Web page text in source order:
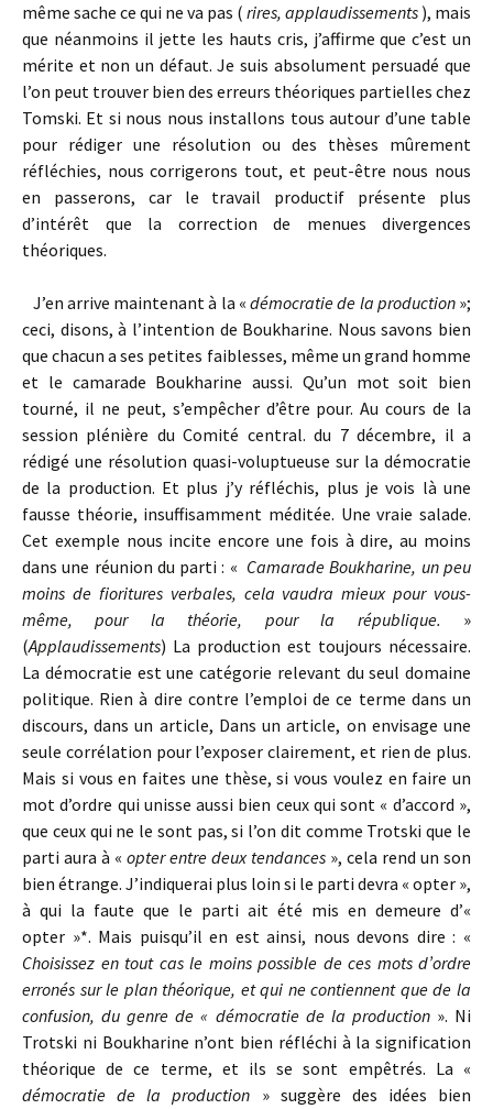
même sache ce qui ne va pas ( rires, applaudissements ), mais
que néanmoins il jette les hauts cris, j’affirme que c’est un
mérite et non un défaut. Je suis absolument persuadé que
l’on peut trouver bien des erreurs théoriques partielles chez
Tomski. Et si nous nous installons tous autour d’une table
pour rédiger une résolution ou des thèses mûrement
réfléchies, nous corrigerons tout, et peut-être nous nous
en passerons, car le travail productif présente plus
d’intérêt que la correction de menues divergences
théoriques.
J’en arrive maintenant à la «démocratie de la production»;
ceci, disons, à l’intention de Boukharine. Nous savons bien
que chacun a ses petites faiblesses, même un grand homme
et le camarade Boukharine aussi. Qu’un mot soit bien
tourné, il ne peut, s’empêcher d’être pour. Au cours de la
session plénière du Comité central. du 7 décembre, il a
rédigé une résolution quasi-voluptueuse sur la démocra­tie
de la production. Et plus j’y réfléchis, plus je vois là une
fausse théorie, insuffisamment méditée. Une vraie sa­lade.
Cet exemple nous incite encore une fois à dire, au moins
dans une réunion du parti : « Camarade Boukharine, un peu
moins de fioritures verbales, cela vaudra mieux pour vous-
même, pour la théorie, pour la république. »
(Applaudissements) La production est toujours nécessaire.
La démocratie est une catégorie relevant du seul domaine
politique. Rien à dire contre l’emploi de ce terme dans un
discours, dans un article, Dans un article, on envisage une
seule corrélation pour l’exposer clairement, et rien de plus.
Mais si vous en faites une thèse, si vous voulez en faire un
mot d’ordre qui unisse aussi bien ceux qui sont « d’accord »,
que ceux qui ne le sont pas, si l’on dit comme Trotski que le
parti aura à « opter entre deux tendances », cela rend un son
bien étrange. J’indiquerai plus loin si le parti devra « opter »,
à qui la faute que le parti ait été mis en demeure d’«
opter »*. Mais puisqu’il en est ainsi, nous devons dire : «
Choisissez en tout cas le moins possible de ces mots d’ordre
erronés sur le plan théorique, et qui ne contiennent que de la
confusion, du genre de « démocratie de la production ». Ni
Trotski ni Boukharine n’ont bien réfléchi à la signification
théorique de ce terme, et ils se sont empêtrés. La «
démocratie de la production » suggère des idées bien